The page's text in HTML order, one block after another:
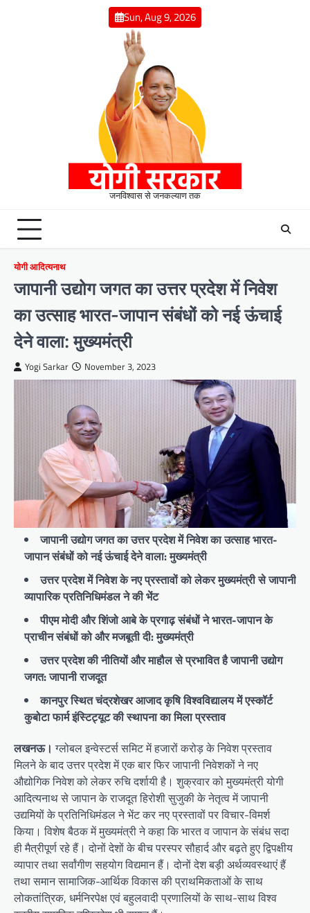
Sun, Aug 9, 2026
जनविश्वास से जनकल्याण तक
योगी आदित्यनाथ
जापानी उद्योग जगत का उत्तर प्रदेश में निवेश
का उत्साह भारत-जापान संबंधों को नई ऊंचाई
देने वाला: मुख्यमंत्री
Yogi Sarkar November 3, 2023
जापानी उद्योग जगत का उत्तर प्रदेश में निवेश का उत्साह भारत-
जापान संबंधों को नई ऊंचाई देने वाला: मुख्यमंत्री
उत्तर प्रदेश में निवेश के नए प्रस्तावों को लेकर मुख्यमंत्री से जापानी
व्यापारिक प्रतिनिधिमंडल ने की भेंट
पीएम मोदी और शिंजो आबे के प्रगाढ़ संबंधों ने भारत-जापान के
प्राचीन संबंधों को और मजबूती दी: मुख्यमंत्री
उत्तर प्रदेश की नीतियों और माहौल से प्रभावित है जापानी उद्योग
जगत: जापानी राजदूत
कानपुर स्थित चंद्रशेखर आजाद कृषि विश्वविद्यालय में एस्कॉर्ट
कुबोटा फार्म इंस्टिट्यूट की स्थापना का मिला प्रस्ताव
लखनऊ। ग्लोबल इन्वेस्टर्स समिट में हजारों करोड़ के निवेश प्रस्ताव
मिलने के बाद उत्तर प्रदेश में एक बार फिर जापानी निवेशकों ने नए
औद्योगिक निवेश को लेकर रुचि दर्शायी है। शुक्रवार को मुख्यमंत्री योगी
आदित्यनाथ से जापान के राजदूत हिरोशी सुजुकी के नेतृत्व में जापानी
उद्यमियों के प्रतिनिधिमंडल ने भेंट कर नए प्रस्तावों पर विचार-विमर्श
किया। विशेष बैठक में मुख्यमंत्री ने कहा कि भारत व जापान के संबंध सदा
ही मैत्रीपूर्ण रहे हैं। दोनों देशों के बीच परस्पर सौहार्द और बढ़ते हुए द्विपक्षीय
व्यापार तथा सर्वांगीण सहयोग विद्यमान हैं। दोनों देश बड़ी अर्थव्यवस्थाएं हैं
तथा समान सामाजिक-आर्थिक विकास की प्राथमिकताओं के साथ
लोकतांत्रिक, धर्मनिरपेक्ष एवं बहुलवादी प्रणालियों के साथ-साथ विश्व